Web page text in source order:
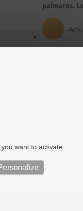
palmarès.
want to activate